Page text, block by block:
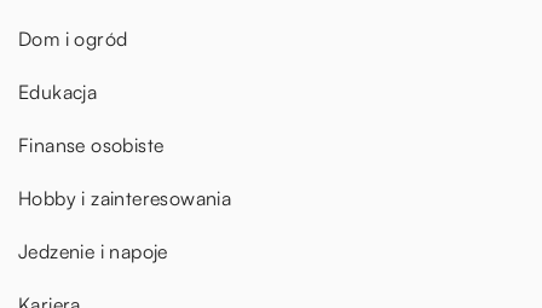
Dom i ogród
Edukacja
Finanse osobiste
Hobby i zainteresowania
Jedzenie i napoje